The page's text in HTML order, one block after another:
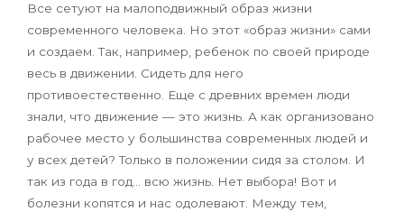
Все сетуют на малоподвижный образ жизни
современного человека. Но этот «образ жизни» сами
и создаем. Так, например, ребенок по своей природе
весь в движении. Сидеть для него
противоестественно. Еще с древних времен люди
знали, что движение — это жизнь. А как организовано
рабочее место у большинства современных людей и
у всех детей? Только в положении сидя за столом. И
так из года в год… всю жизнь. Нет выбора! Вот и
болезни копятся и нас одолевают. Между тем,